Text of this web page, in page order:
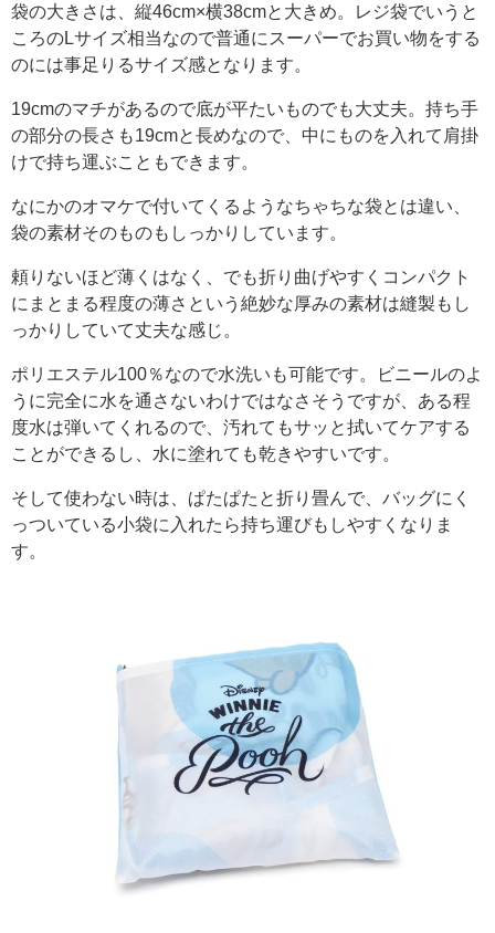
袋の大きさは、縦46cm×横38cmと大きめ。レジ袋でいうと
ころのLサイズ相当なので普通にスーパーでお買い物をする
のには事足りるサイズ感となります。
19cmのマチがあるので底が平たいものでも大丈夫。持ち手
の部分の長さも19cmと長めなので、中にものを入れて肩掛
けで持ち運ぶこともできます。
なにかのオマケで付いてくるようなちゃちな袋とは違い、
袋の素材そのものもしっかりしています。
頼りないほど薄くはなく、でも折り曲げやすくコンパクト
にまとまる程度の薄さという絶妙な厚みの素材は縫製もし
っかりしていて丈夫な感じ。
ポリエステル100％なので水洗いも可能です。ビニールのよ
うに完全に水を通さないわけではなさそうですが、ある程
度水は弾いてくれるので、汚れてもサッと拭いてケアする
ことができるし、水に塗れても乾きやすいです。
そして使わない時は、ぱたぱたと折り畳んで、バッグにく
っついている小袋に入れたら持ち運びもしやすくなりま
す。